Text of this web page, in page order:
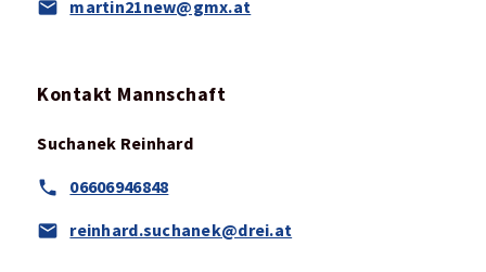
martin21new@gmx.at
Kontakt Mannschaft
Suchanek Reinhard
06606946848
reinhard.suchanek@drei.at